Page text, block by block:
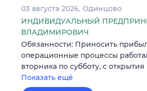
03 августа 2026 Одинцово
ИНДИВИДУАЛЬНЫЙ
ВЛАДИМИРОВИЧ
Обязанности: Приносить
операционные процессы
вторника по субботу, с
Показать ещё